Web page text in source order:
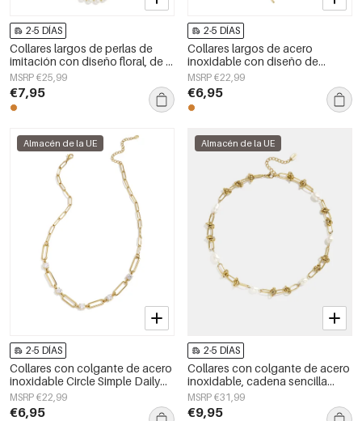
2-5 DÍAS
Collares largos de perlas de
imitación con diseño floral, de la
serie Sweet Daily Simple para
mujer.
MSRP €25,99
€7,95
2-5 DÍAS
Collares largos de acero
inoxidable con diseño de
serpiente, sencillos, de la serie
Daily Simple, joyería para mujer.
MSRP €22,99
€6,95
Almacén de la UE
2-5 DÍAS
Collares con colgante de acero
inoxidable Circle Simple Daily
Simple Series Joyería para mujer
MSRP €22,99
€6,95
Almacén de la UE
2-5 DÍAS
Collares con colgante de acero
inoxidable, cadena sencilla
para uso diario, serie sencilla,
joyería para mujer.
MSRP €31,99
€9,95